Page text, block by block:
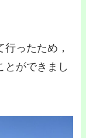
ったため，
とができまし